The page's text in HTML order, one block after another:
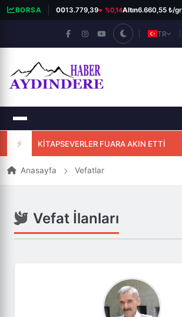
BORSABIST 10013.779,39 %0,14Altın6.660,55 ₺/gr
TR
KİTAPSEVERLER FUARA AKIN ETTİ
Anasayfa Vefatlar
Vefat İlanları